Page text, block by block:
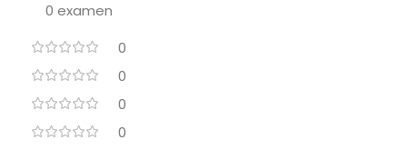
0 examen
0
0
0
0